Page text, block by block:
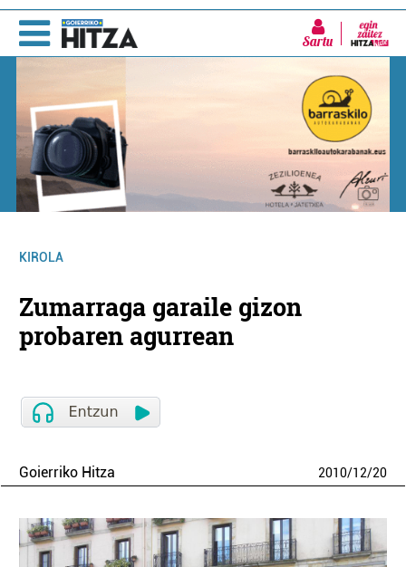
Sartu
KIROLA
Zumarraga garaile gizon
probaren agurrean
Goierriko Hitza 2010/12/20